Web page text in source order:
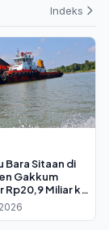
Indeks
Bara Sitaan di
Gakkum
Rp20,9 Miliar ke